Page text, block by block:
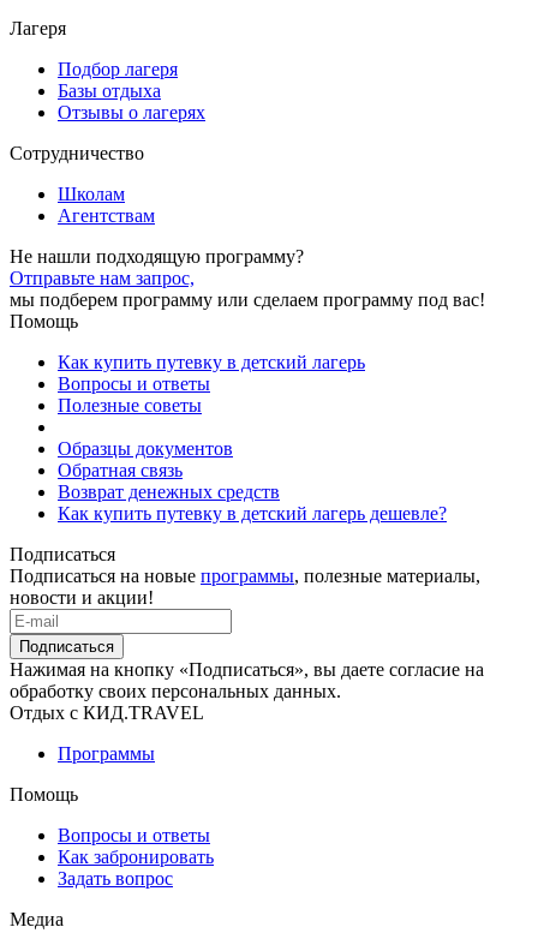
Лагеря
Подбор лагеря
Базы отдыха
Отзывы о лагерях
Сотрудничество
Школам
Агентствам
Не нашли подходящую программу?
Отправьте нам запрос,
мы подберем программу или сделаем программу под вас!
Помощь
Как купить путевку в детский лагерь
Вопросы и ответы
Полезные советы
Образцы документов
Обратная связь
Возврат денежных средств
Как купить путевку в детский лагерь дешевле?
Подписаться
Подписаться на новые программы, полезные материалы,
новости и акции!
Подписаться
Нажимая на кнопку «Подписаться», вы даете согласие на
обработку своих персональных данных.
Отдых с КИД.TRAVEL
Программы
Помощь
Вопросы и ответы
Как забронировать
Задать вопрос
Медиа